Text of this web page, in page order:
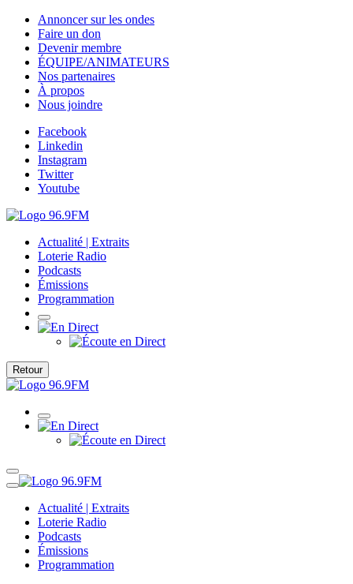
Annoncer sur les ondes
Faire un don
Devenir membre
ÉQUIPE/ANIMATEURS
Nos partenaires
À propos
Nous joindre
Facebook
Linkedin
Instagram
Twitter
Youtube
Actualité | Extraits
Loterie Radio
Podcasts
Émissions
Programmation
Retour
Actualité | Extraits
Loterie Radio
Podcasts
Émissions
Programmation